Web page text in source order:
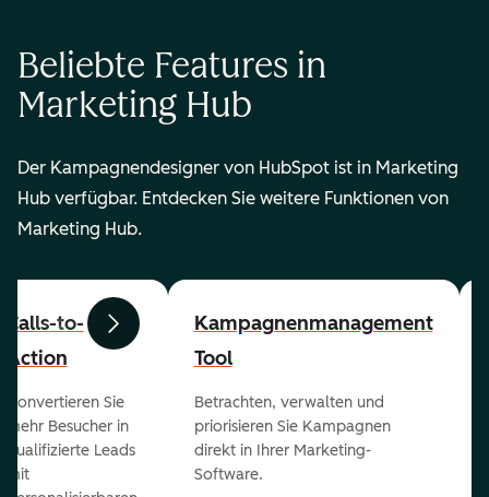
Beliebte Features in
Marketing Hub
Der Kampagnendesigner von HubSpot ist in Marketing
Hub verfügbar. Entdecken Sie weitere Funktionen von
Marketing Hub.
ZurückWeiter
Calls-to-
Action
Konvertieren Sie
mehr Besucher in
qualifizierte Leads
mit
Kampagnenmanagement
Tool
Betrachten, verwalten und
priorisieren Sie Kampagnen
direkt in Ihrer Marketing-
Software.